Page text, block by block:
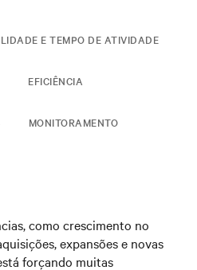
E TEMPO DE ATIVIDADE
EFICIÊNCIA
MONITORAMENTO
como crescimento no
expansões e novas
forçando muitas